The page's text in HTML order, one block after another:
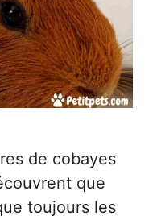
de cobayes
que
toujours les